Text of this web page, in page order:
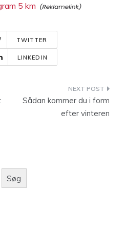
5 km
TWITTER
LINKEDIN
Sådan kommer du i form
efter vinteren
Søg